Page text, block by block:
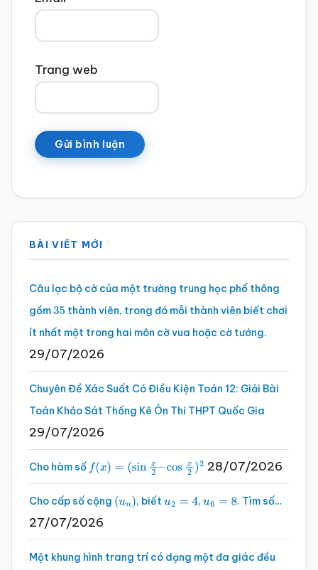
Trang web
Sidebar
chính
BÀI VIẾT MỚI
Câu lạc bộ cờ của một trường trung học phổ thông
gồm35 thành viên, trong đó mỗi thành viên biết chơi
ít nhất một trong hai môn cờ vua hoặc cờ tướng.
29/07/2026
Chuyên Đề Xác Suất Có Điều Kiện Toán 12: Giải Bài
Toán Khảo Sát Thống Kê Ôn Thi THPT Quốc Gia
29/07/2026
Cho hàm số f(x)=(sinx2 –cosx2 )2 28/07/2026
Cho cấp số cộng (un), biếtu2 =4 , u6 =8 . Tìm số…
27/07/2026
Một khung hình trang trí có dạng một đa giác đều